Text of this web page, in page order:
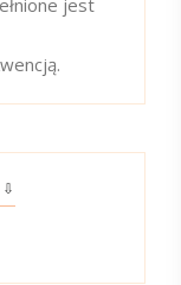
jest
⇩